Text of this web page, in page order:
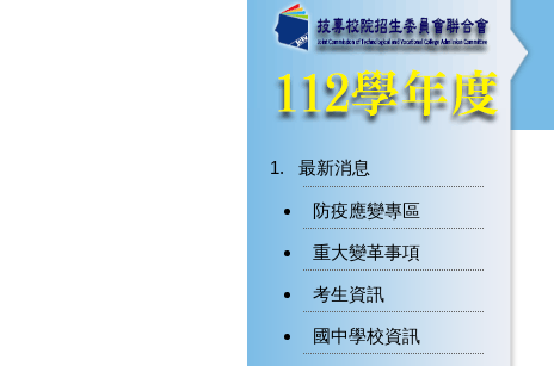
最新消息
防疫應變專區
重大變革事項
考生資訊
國中學校資訊